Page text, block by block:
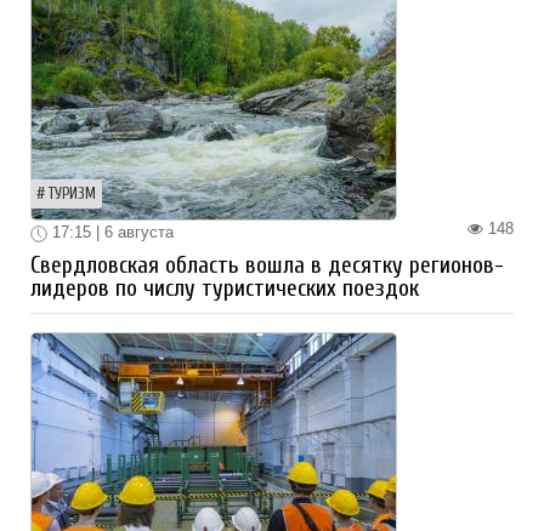
ТУРИЗМ
148
17:15 | 6 августа
Свердловская область вошла в десятку регионов-
лидеров по числу туристических поездок